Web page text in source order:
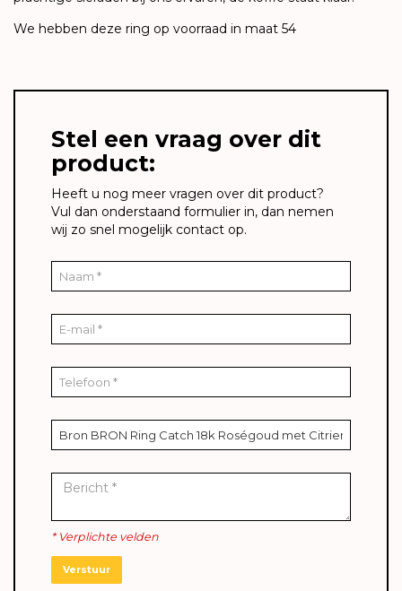
We hebben deze ring op voorraad in maat 54
Stel een vraag over dit
product:
Heeft u nog meer vragen over dit product?
Vul dan onderstaand formulier in, dan nemen
wij zo snel mogelijk contact op.
* Verplichte velden
Verstuur